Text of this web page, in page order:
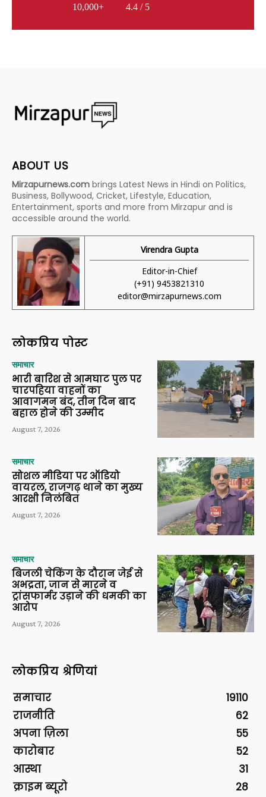
10,000+
4.4 / 5
ABOUT US
Mirzapurnews.com brings Latest News in Hindi on Politics,
Business, Bollywood, Cricket, Lifestyle, Education,
Entertainment, sports and more from Mirzapur and is
accessible around the world.
Virendra Gupta
Editor-in-Chief
(+91) 9453821310
editor@mirzapurnews.com
लोकप्रिय पोस्ट
समाचार
भारी बारिश से आमघाट पुल पर
चारपहिया वाहनों का
आवागमन बंद, तीन दिन बाद
बहाल होने की उम्मीद
August 7, 2026
समाचार
सोशल मीडिया पर ऑडियो
वायरल, राजगढ़ थाने का मुख्य
आरक्षी निलंबित
August 7, 2026
समाचार
बिजली चेकिंग के दौरान जेई से
अभद्रता, जान से मारने व
ट्रांसफार्मर उड़ाने की धमकी का
आरोप
August 7, 2026
लोकप्रिय श्रेणियां
समाचार
19110
राजनीति
62
अपना ज़िला
55
कारोबार
52
आस्था
31
क्राइम ब्यूरो
28